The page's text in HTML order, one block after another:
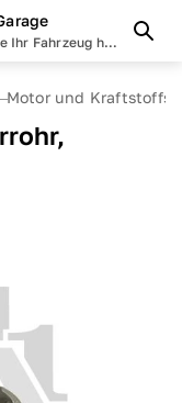
Ihr Fahrzeug hinzu
Motor und